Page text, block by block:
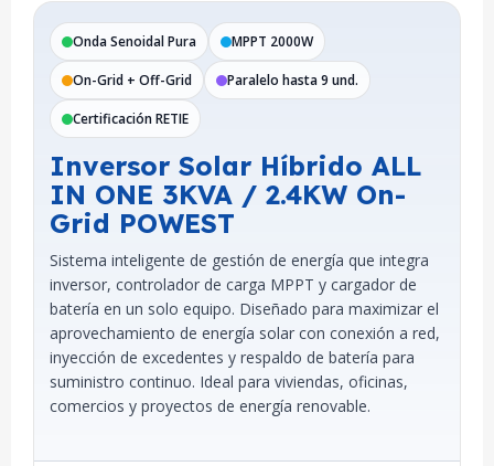
Onda Senoidal Pura MPPT 2000W
On-Grid + Off-Grid Paralelo hasta 9 und.
Certificación RETIE
Inversor Solar Híbrido ALL
IN ONE 3KVA / 2.4KW On-
Grid POWEST
Sistema inteligente de gestión de energía que integra
inversor, controlador de carga MPPT y cargador de
batería en un solo equipo. Diseñado para maximizar el
aprovechamiento de energía solar con conexión a red,
inyección de excedentes y respaldo de batería para
suministro continuo. Ideal para viviendas, oficinas,
comercios y proyectos de energía renovable.